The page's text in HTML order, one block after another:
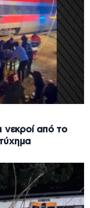
νεκροί από το